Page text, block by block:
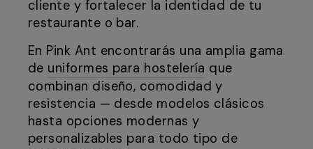
cliente y fortalecer la identidad de tu
restaurante o bar.
En Pink Ant encontrarás una amplia gama
de uniformes para hostelería que
combinan diseño, comodidad y
resistencia — desde modelos clásicos
hasta opciones modernas y
personalizables para todo tipo de